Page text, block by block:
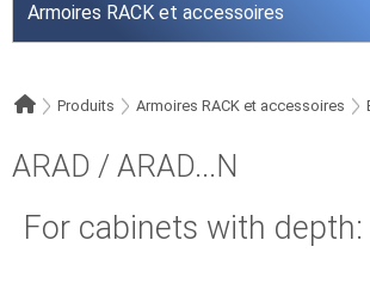
Armoires RACK et accessoires
Produits Armoires RACK et accessoires
ARAD / ARAD...N
For cabinets with